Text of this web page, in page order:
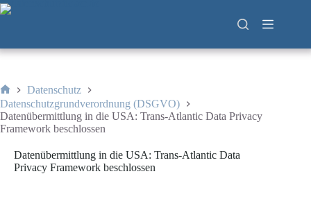
Zum
Inhalt
Start
Datenschutz
Datenschutzgrundverordnung (DSGVO)
Datenübermittlung in die USA: Trans-Atlantic Data Privacy
Framework beschlossen
Datenübermittlung in die USA: Trans-Atlantic Data
Privacy Framework beschlossen